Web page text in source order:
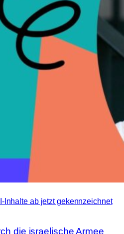
Inhalte ab jetzt gekennzeichnet
die israelische Armee